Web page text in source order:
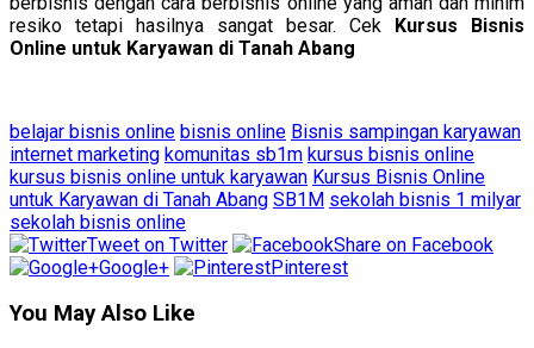
resiko tetapi hasilnya sangat besar. Cek Kursus Bisnis
Online untuk Karyawan di Tanah Abang
belajar bisnis online bisnis online Bisnis sampingan karyawan
internet marketing komunitas sb1m kursus bisnis online
kursus bisnis online untuk karyawan Kursus Bisnis Online
untuk Karyawan di Tanah Abang SB1M sekolah bisnis 1 milyar
sekolah bisnis online
Tweet on Twitter
Share on Facebook
Google+
Pinterest
You May Also Like